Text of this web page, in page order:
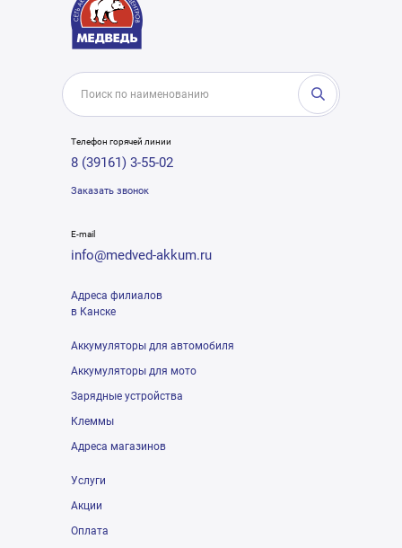
Телефон горячей линии
8 (39161) 3-55-02
Заказать звонок
E-mail
info@medved-akkum.ru
Адреса филиалов
в Канске
Аккумуляторы для автомобиля
Аккумуляторы для мото
Зарядные устройства
Клеммы
Адреса магазинов
Услуги
Акции
Оплата